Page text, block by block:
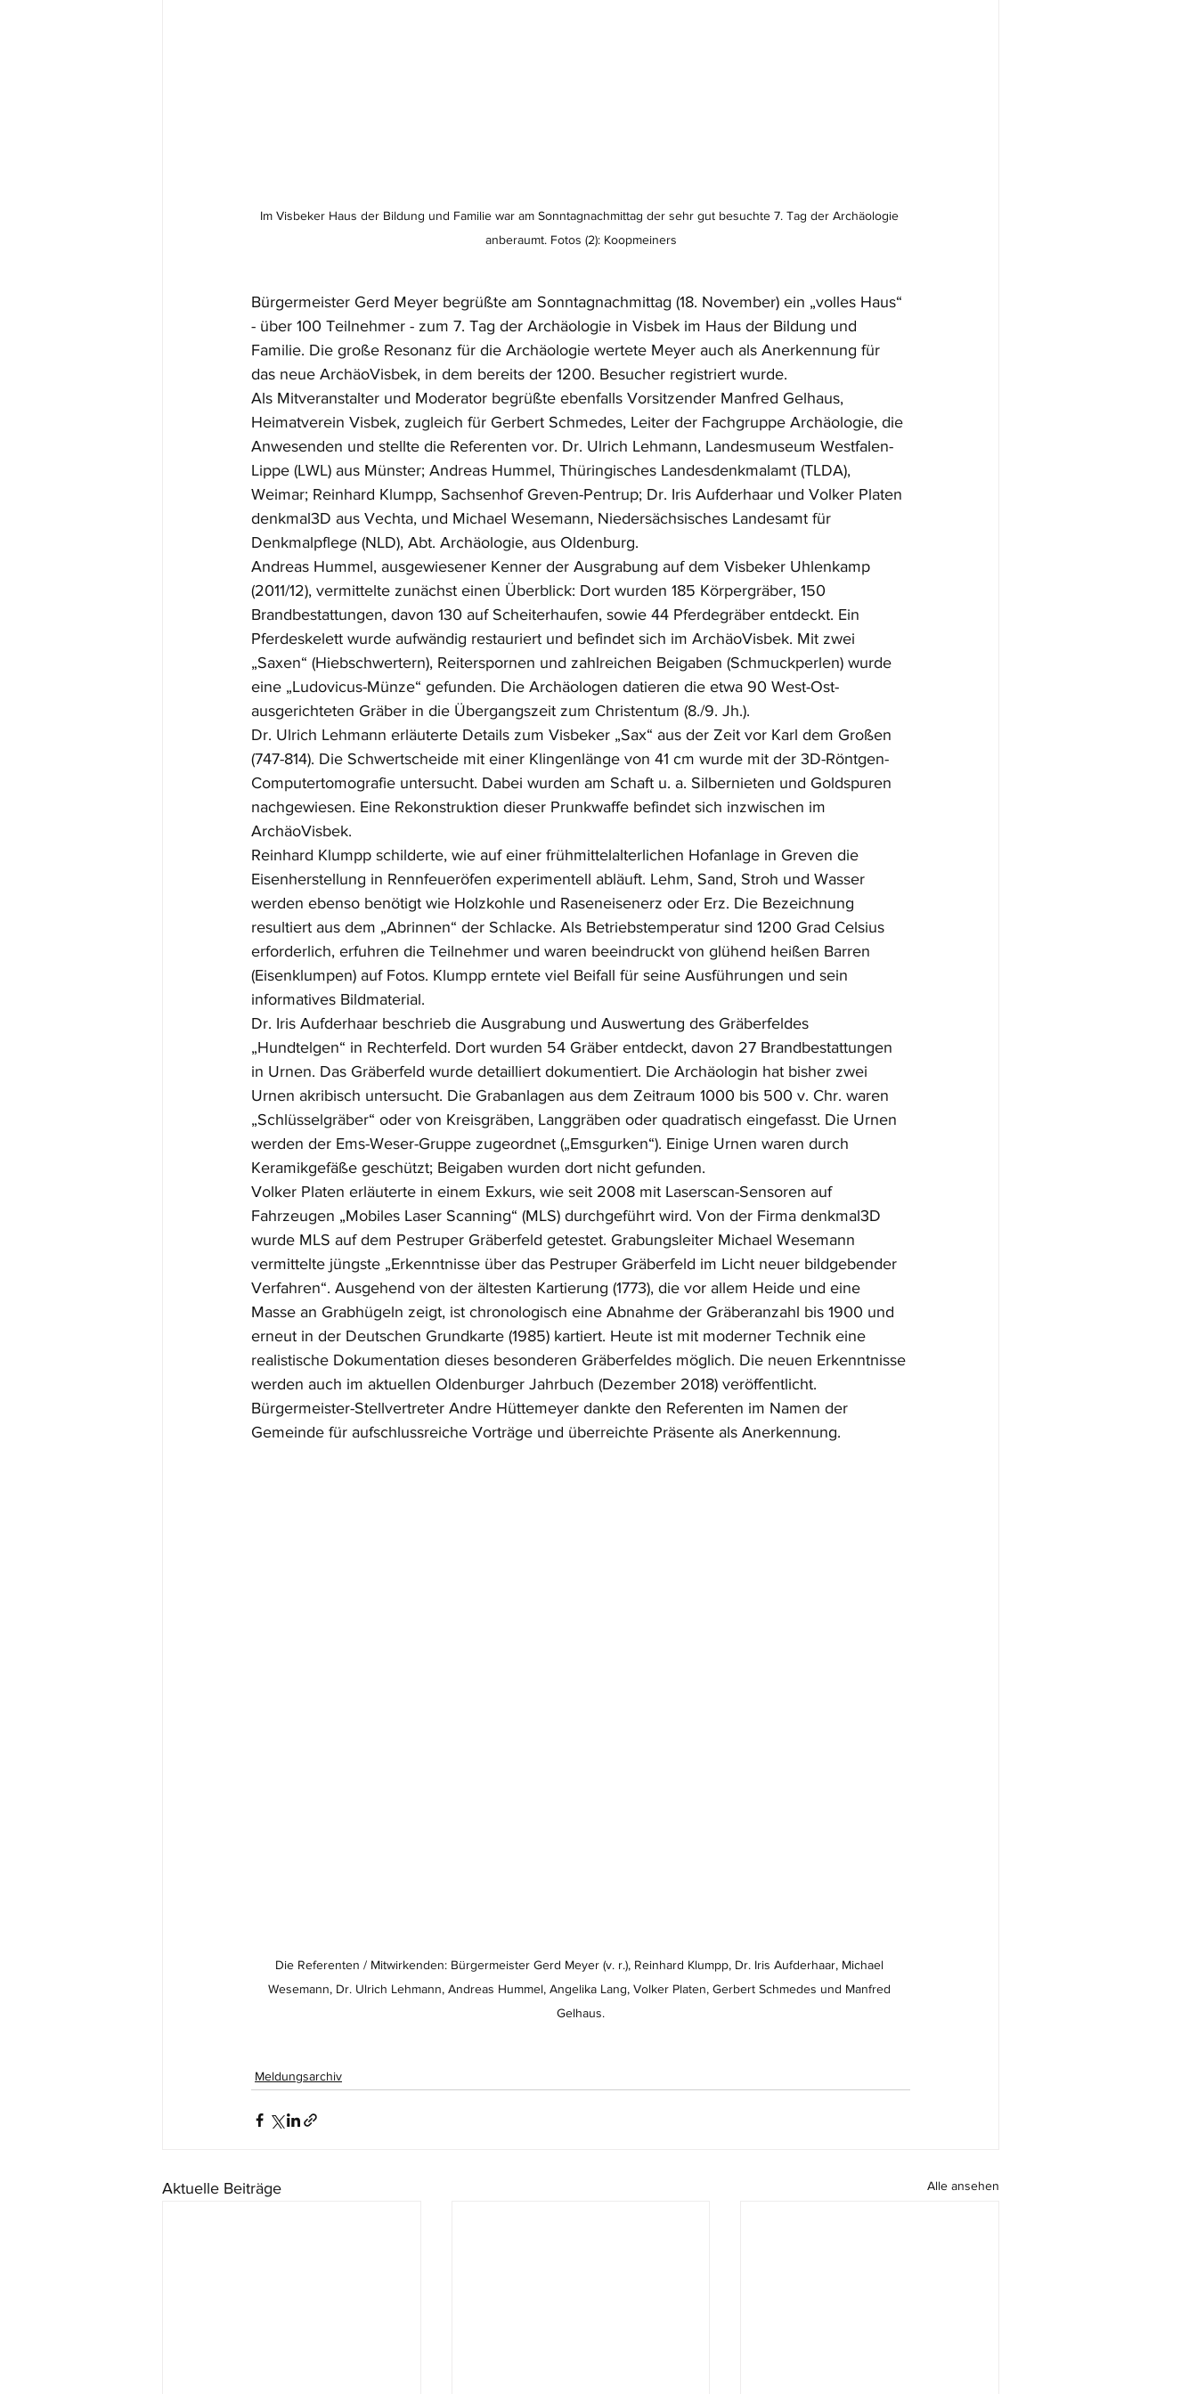
Im Visbeker Haus der Bildung und Familie war am Sonntagnachmittag der sehr gut besuchte 7. Tag der Archäologie
anberaumt. Fotos (2): Koopmeiners
Bürgermeister Gerd Meyer begrüßte am Sonntagnachmittag (18. November) ein „volles Haus“
- über 100 Teilnehmer - zum 7. Tag der Archäologie in Visbek im Haus der Bildung und
Familie. Die große Resonanz für die Archäologie wertete Meyer auch als Anerkennung für
das neue ArchäoVisbek, in dem bereits der 1200. Besucher registriert wurde.
Als Mitveranstalter und Moderator begrüßte ebenfalls Vorsitzender Manfred Gelhaus,
Heimatverein Visbek, zugleich für Gerbert Schmedes, Leiter der Fachgruppe Archäologie, die
Anwesenden und stellte die Referenten vor. Dr. Ulrich Lehmann, Landesmuseum Westfalen-
Lippe (LWL) aus Münster; Andreas Hummel, Thüringisches Landesdenkmalamt (TLDA),
Weimar; Reinhard Klumpp, Sachsenhof Greven-Pentrup; Dr. Iris Aufderhaar und Volker Platen
denkmal3D aus Vechta, und Michael Wesemann, Niedersächsisches Landesamt für
Denkmalpflege (NLD), Abt. Archäologie, aus Oldenburg.
Andreas Hummel, ausgewiesener Kenner der Ausgrabung auf dem Visbeker Uhlenkamp
(2011/12), vermittelte zunächst einen Überblick: Dort wurden 185 Körpergräber, 150
Brandbestattungen, davon 130 auf Scheiterhaufen, sowie 44 Pferdegräber entdeckt. Ein
Pferdeskelett wurde aufwändig restauriert und befindet sich im ArchäoVisbek. Mit zwei
„Saxen“ (Hiebschwertern), Reiterspornen und zahlreichen Beigaben (Schmuckperlen) wurde
eine „Ludovicus-Münze“ gefunden. Die Archäologen datieren die etwa 90 West-Ost-
ausgerichteten Gräber in die Übergangszeit zum Christentum (8./9. Jh.).
Dr. Ulrich Lehmann erläuterte Details zum Visbeker „Sax“ aus der Zeit vor Karl dem Großen
(747-814). Die Schwertscheide mit einer Klingenlänge von 41 cm wurde mit der 3D-Röntgen-
Computertomografie untersucht. Dabei wurden am Schaft u. a. Silbernieten und Goldspuren
nachgewiesen. Eine Rekonstruktion dieser Prunkwaffe befindet sich inzwischen im
ArchäoVisbek.
Reinhard Klumpp schilderte, wie auf einer frühmittelalterlichen Hofanlage in Greven die
Eisenherstellung in Rennfeueröfen experimentell abläuft. Lehm, Sand, Stroh und Wasser
werden ebenso benötigt wie Holzkohle und Raseneisenerz oder Erz. Die Bezeichnung
resultiert aus dem „Abrinnen“ der Schlacke. Als Betriebstemperatur sind 1200 Grad Celsius
erforderlich, erfuhren die Teilnehmer und waren beeindruckt von glühend heißen Barren
(Eisenklumpen) auf Fotos. Klumpp erntete viel Beifall für seine Ausführungen und sein
informatives Bildmaterial.
Dr. Iris Aufderhaar beschrieb die Ausgrabung und Auswertung des Gräberfeldes
„Hundtelgen“ in Rechterfeld. Dort wurden 54 Gräber entdeckt, davon 27 Brandbestattungen
in Urnen. Das Gräberfeld wurde detailliert dokumentiert. Die Archäologin hat bisher zwei
Urnen akribisch untersucht. Die Grabanlagen aus dem Zeitraum 1000 bis 500 v. Chr. waren
„Schlüsselgräber“ oder von Kreisgräben, Langgräben oder quadratisch eingefasst. Die Urnen
werden der Ems-Weser-Gruppe zugeordnet („Emsgurken“). Einige Urnen waren durch
Keramikgefäße geschützt; Beigaben wurden dort nicht gefunden.
Volker Platen erläuterte in einem Exkurs, wie seit 2008 mit Laserscan-Sensoren auf
Fahrzeugen „Mobiles Laser Scanning“ (MLS) durchgeführt wird. Von der Firma denkmal3D
wurde MLS auf dem Pestruper Gräberfeld getestet. Grabungsleiter Michael Wesemann
vermittelte jüngste „Erkenntnisse über das Pestruper Gräberfeld im Licht neuer bildgebender
Verfahren“. Ausgehend von der ältesten Kartierung (1773), die vor allem Heide und eine
Masse an Grabhügeln zeigt, ist chronologisch eine Abnahme der Gräberanzahl bis 1900 und
erneut in der Deutschen Grundkarte (1985) kartiert. Heute ist mit moderner Technik eine
realistische Dokumentation dieses besonderen Gräberfeldes möglich. Die neuen Erkenntnisse
werden auch im aktuellen Oldenburger Jahrbuch (Dezember 2018) veröffentlicht.
Bürgermeister-Stellvertreter Andre Hüttemeyer dankte den Referenten im Namen der
Gemeinde für aufschlussreiche Vorträge und überreichte Präsente als Anerkennung.
Die Referenten / Mitwirkenden: Bürgermeister Gerd Meyer (v. r.), Reinhard Klumpp, Dr. Iris Aufderhaar, Michael
Wesemann, Dr. Ulrich Lehmann, Andreas Hummel, Angelika Lang, Volker Platen, Gerbert Schmedes und Manfred
Gelhaus.
Meldungsarchiv
Aktuelle Beiträge Alle ansehen